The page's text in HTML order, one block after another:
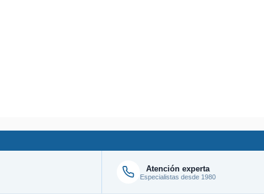
Atención experta
Especialistas desde 1980